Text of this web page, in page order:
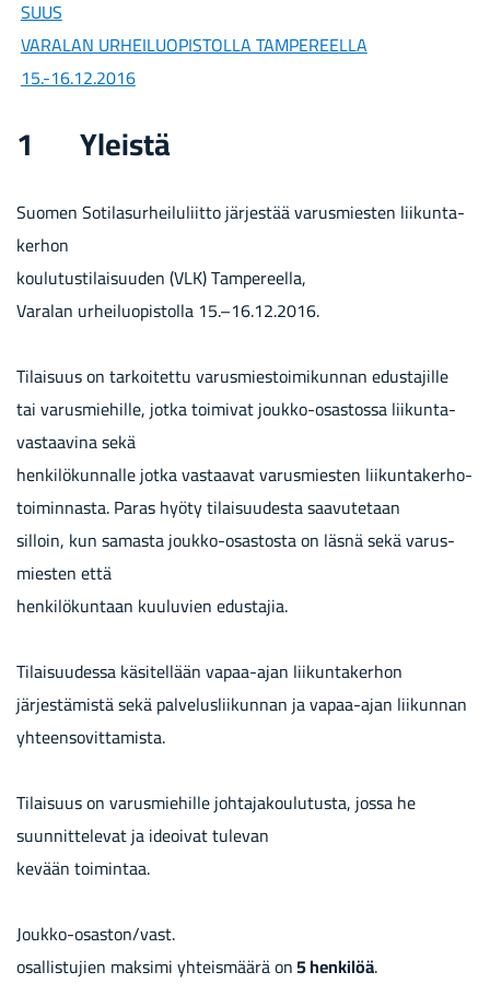
SUUS
VA­RA­LAN UR­HEI­LUO­PIS­TOL­LA TAM­PE­REEL­LA
15.-16.12.2016
1 Yleis­tä
Suo­men So­ti­la­sur­hei­lu­liit­to jär­jes­tää va­rus­mies­ten lii­kun­ta­
ker­hon
kou­lu­tus­ti­lai­suu­den (VLK) Tam­pe­reel­la,
Va­ra­lan ur­hei­luo­pis­tol­la 15.–16.12.2016.
Ti­lai­suus on tar­koi­tet­tu va­rus­mies­toi­mi­kun­nan edus­ta­jil­le
tai va­rus­mie­hil­le, jotka toi­mi­vat joukko-​osastossa lii­kun­ta­
vas­taa­vi­na sekä
hen­ki­lö­kun­nal­le jotka vas­taa­vat va­rus­mies­ten lii­kun­ta­ker­ho­
toi­min­nas­ta. Paras hyöty ti­lai­suu­des­ta saa­vu­te­taan
sil­loin, kun sa­mas­ta joukko-​osastosta on läsnä sekä va­rus­
mies­ten että
hen­ki­lö­kun­taan kuu­lu­vien edus­ta­jia.
Ti­lai­suu­des­sa kä­si­tel­lään vapaa-​ajan lii­kun­ta­ker­hon
jär­jes­tä­mis­tä sekä pal­ve­lus­lii­kun­nan ja vapaa-​ajan lii­kun­nan
yh­teen­so­vit­ta­mis­ta.
Ti­lai­suus on va­rus­mie­hil­le joh­ta­ja­kou­lu­tus­ta, jossa he
suun­nit­te­le­vat ja ideoi­vat tu­le­van
ke­vään toi­min­taa.
Joukko-​osaston/vast.
osal­lis­tu­jien mak­si­mi yh­teis­mää­rä on5 hen­ki­löä.